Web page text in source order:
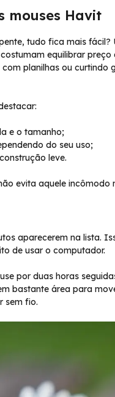
mouses Havit
tudo fica mais fácil?
equilibrar
planilhas ou curtindo
e o tamanho;
do seu uso;
leve.
evita aquele incômodo
aparecerem na lista.
de usar o computador.
por duas horas
bastante área para
sem fio.